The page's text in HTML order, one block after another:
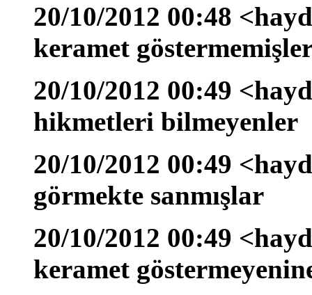
20/10/2012 00:48
keramet
20/10/2012 00:49
hikmetleri bilmeyenler
20/10/2012 00:49
görmekte sanmışlar
20/10/2012 00:49
keramet